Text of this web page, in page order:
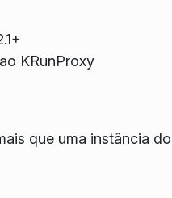
KRunProxy
que uma instância